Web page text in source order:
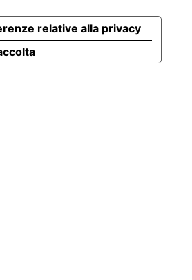
relative alla privacy